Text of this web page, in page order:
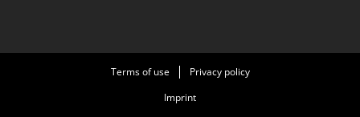
Terms of use
Privacy policy
Imprint